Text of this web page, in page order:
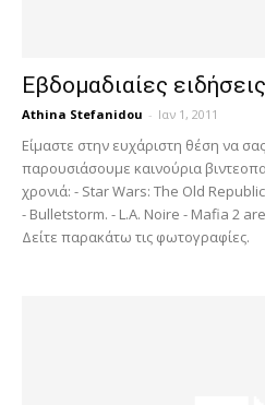
Εβδομαδιαίες
Athina Stefanidou - Ιαν 1, 2011
Είμαστε στην ευχάριστη θέση να σας
παρουσιάσουμε καινούρια
χρονιά: - Star Wars: The Old
- Bulletstorm. - L.A. Noire - Mafia 2
Δείτε παρακάτω τις φωτογραφίες.